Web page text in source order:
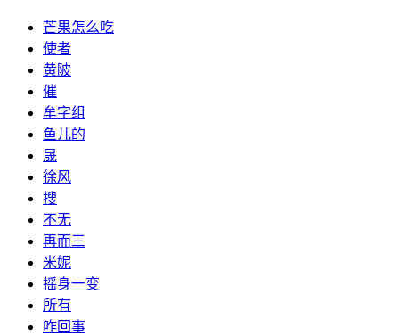
芒果怎么吃
使者
黄陂
催
牟字组
鱼儿的
晟
徐风
搜
不无
再而三
米妮
摇身一变
所有
咋回事